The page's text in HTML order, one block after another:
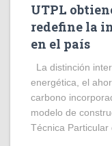
UTPL
redefine la
en el país
La distinción
energética, el
carbono
modelo de
Técnica Particular